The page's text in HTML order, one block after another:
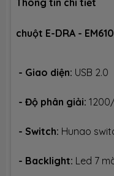
Thông tin chi tiết
chuột E-DRA -
- Giao diện: USB 2.0
- Độ phân giải:
- Switch: Hunao
- Backlight: Led 7